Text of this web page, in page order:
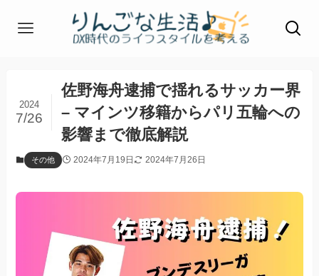
佐野海舟逮捕で揺れるサッカー界
– マインツ移籍からパリ五輪への
影響まで徹底解説
2024
7/26
その他 2024年7月19日 2024年7月26日